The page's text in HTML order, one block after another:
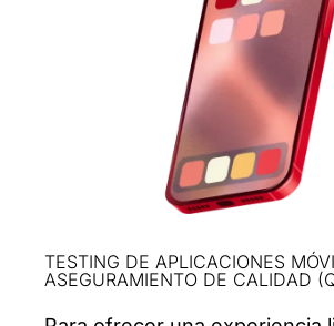
TESTING DE APLICACIONES
ASEGURAMIENTO DE CALIDAD